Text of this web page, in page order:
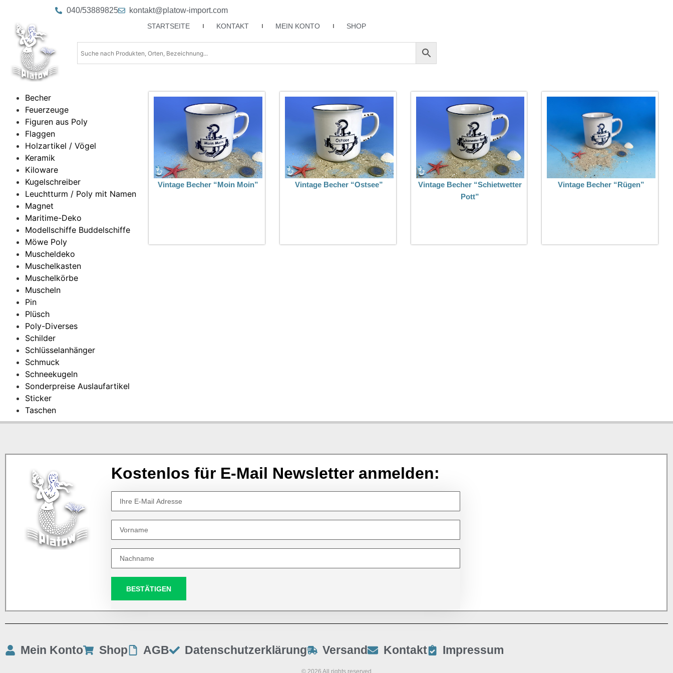
040/53889825 kontakt@platow-import.com
STARTSEITE KONTAKT MEIN KONTO SHOP
Becher
Feuerzeuge
Figuren aus Poly
Flaggen
Holzartikel / Vögel
Keramik
Kiloware
Kugelschreiber
Leuchtturm / Poly mit Namen
Magnet
Maritime-Deko
Modellschiffe Buddelschiffe
Möwe Poly
Muscheldeko
Muschelkasten
Muschelkörbe
Muscheln
Pin
Plüsch
Poly-Diverses
Schilder
Schlüsselanhänger
Schmuck
Schneekugeln
Sonderpreise Auslaufartikel
Sticker
Taschen
Vintage Becher “Moin Moin” Vintage Becher “Ostsee”
Vintage Becher “Schietwetter
Pott”
Vintage Becher “Rügen”
Kostenlos für E-Mail Newsletter anmelden:
BESTÄTIGEN
Mein Konto Shop AGB Datenschutzerklärung Versand Kontakt Impressum